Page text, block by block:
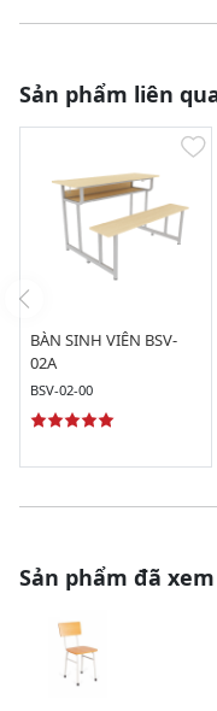
Sản phẩm liên
BÀN SINH VIÊN BSV-
02A
BSV-02-00
Sản phẩm đã xem